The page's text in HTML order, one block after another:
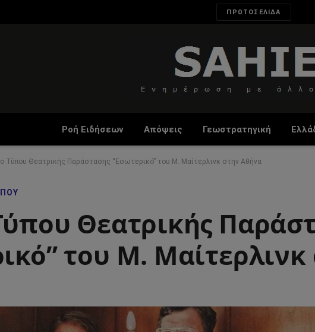
ΠΡΩΤΟΣΕΛΙΔΑ
Ροή Ειδήσεων Απόψεις Γεωστρατηγική
Τύπου Θεατρικής Παράστασης “Εσωτερικό” του Μ. Μαίτερλινκ στην Αθήνα
Θεατρικής
του Μ.